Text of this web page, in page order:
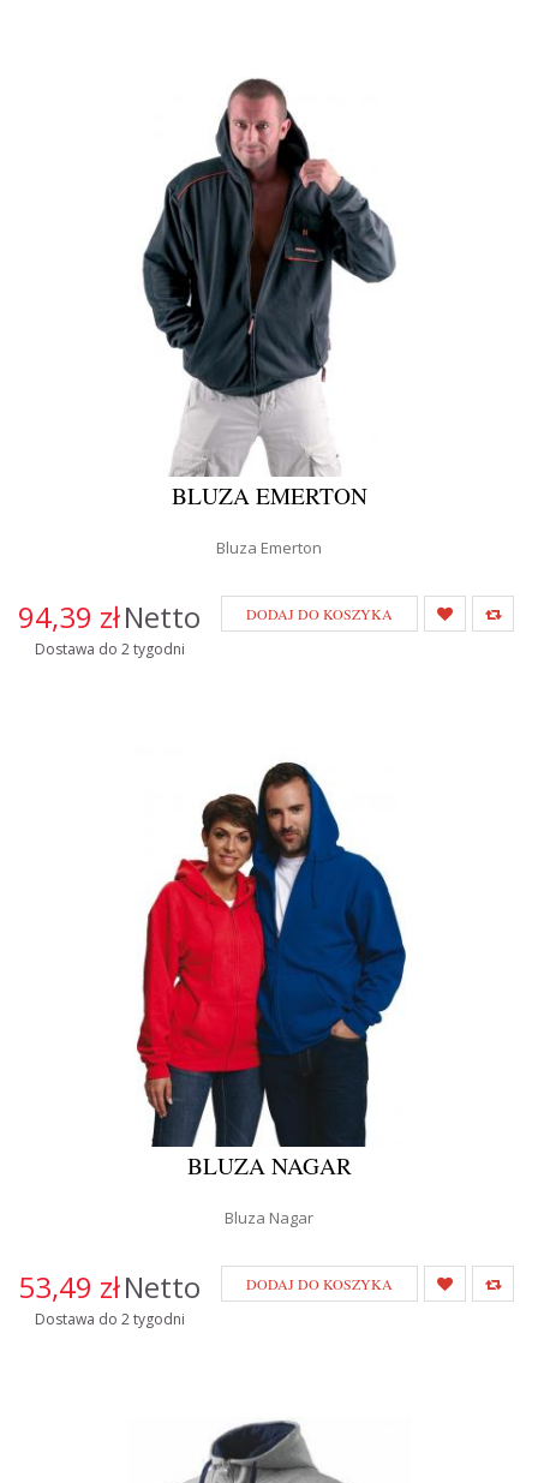
BLUZA EMERTON
Bluza Emerton
94,39 złNetto
Dostawa do 2 tygodni
DODAJ DO KOSZYKA
BLUZA NAGAR
Bluza Nagar
53,49 złNetto
Dostawa do 2 tygodni
DODAJ DO KOSZYKA